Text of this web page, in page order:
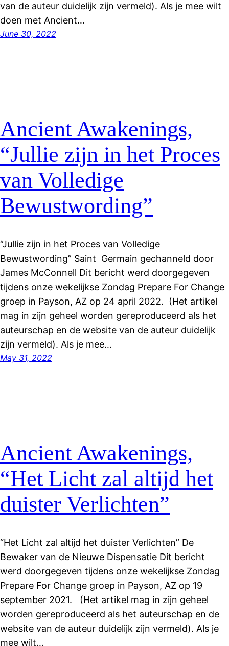
van de auteur duidelijk zijn vermeld). Als je mee wilt
doen met Ancient…
June 30, 2022
Ancient Awakenings,
“Jullie zijn in het Proces
van Volledige
Bewustwording”
“Jullie zijn in het Proces van Volledige
Bewustwording” Saint Germain gechanneld door
James McConnell Dit bericht werd doorgegeven
tijdens onze wekelijkse Zondag Prepare For Change
groep in Payson, AZ op 24 april 2022. (Het artikel
mag in zijn geheel worden gereproduceerd als het
auteurschap en de website van de auteur duidelijk
zijn vermeld). Als je mee…
May 31, 2022
Ancient Awakenings,
“Het Licht zal altijd het
duister Verlichten”
“Het Licht zal altijd het duister Verlichten” De
Bewaker van de Nieuwe Dispensatie Dit bericht
werd doorgegeven tijdens onze wekelijkse Zondag
Prepare For Change groep in Payson, AZ op 19
september 2021. (Het artikel mag in zijn geheel
worden gereproduceerd als het auteurschap en de
website van de auteur duidelijk zijn vermeld). Als je
mee wilt…